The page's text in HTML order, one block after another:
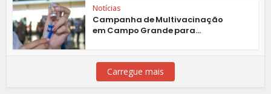
Notícias
Campanha de Multivacinação
em Campo Grande para...
Carregue mais